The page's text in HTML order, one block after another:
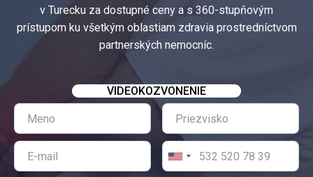
v Turecku za dostupné ceny a s 360-stupňovým
prístupom ku všetkým oblastiam zdravia prostredníctvom
partnerských nemocníc.
VIDEOKOZVONENIE